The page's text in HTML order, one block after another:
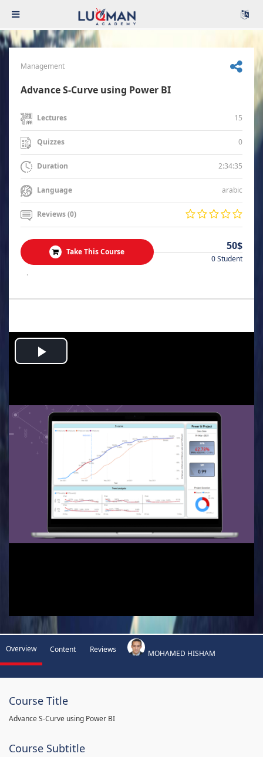
Management
Advance S-Curve using Power BI
Lectures 15
Quizzes 0
Duration 2:34:35
Language arabic
Reviews (0)
Take This Course 50$
0 Student
.
Play
Overview Content Reviews MOHAMED HISHAM
Course Title
Advance S-Curve using Power BI
Course Subtitle